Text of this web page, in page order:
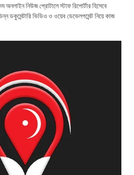
অনলাইন নিউজ প্রোটালে স্টাফ রিপোর্টার হিসেবে
ডকুমেন্টারি ভিডিও ও ওয়েব ডেভেলপমেন্ট নিয়ে কাজ